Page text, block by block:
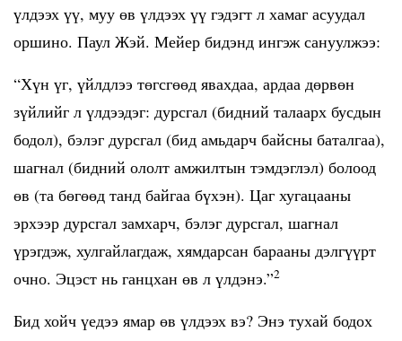
үлдээх үү, муу өв үлдээх үү гэдэгт л хамаг асуудал
оршино. Паул Жэй. Мейер бидэнд ингэж сануулжээ:
“Хүн үг, үйлдлээ төгсгөөд явахдаа, ардаа дөрвөн
зүйлийг л үлдээдэг: дурсгал (бидний талаарх бусдын
бодол), бэлэг дурсгал (бид амьдарч байсны баталгаа),
шагнал (бидний ололт амжилтын тэмдэглэл) болоод
өв (та бөгөөд танд байгаа бүхэн). Цаг хугацааны
эрхээр дурсгал замхарч, бэлэг дурсгал, шагнал
үрэгдэж, хулгайлагдаж, хямдарсан барааны дэлгүүрт
очно. Эцэст нь ганцхан өв л үлдэнэ.”2
Бид хойч үедээ ямар өв үлдээх вэ? Энэ тухай бодох